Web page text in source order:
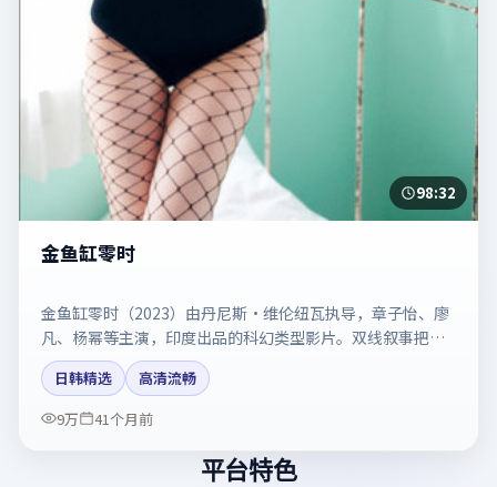
98:32
金鱼缸零时
金鱼缸零时（2023）由丹尼斯·维伦纽瓦执导，章子怡、廖
凡、杨幂等主演，印度出品的科幻类型影片。双线叙事把悬
念保持到最后一刻。剧情简介与主创信息可供检索参考，上
映日期以片方资料为准。
日韩精选
高清流畅
9万
41个月前
平台特色